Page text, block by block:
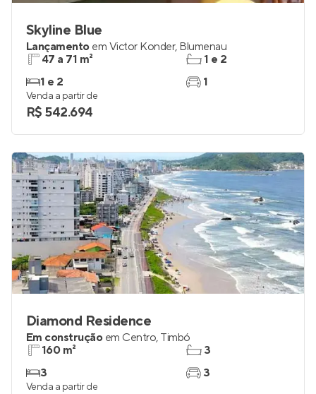
Skyline Blue
Lançamento em Victor Konder, Blumenau
47 a 71 m²
1 e 2
1 e 2
1
Venda a partir de
R$ 542.694
Diamond Residence
Em construção em Centro, Timbó
160 m²
3
3
3
Venda a partir de